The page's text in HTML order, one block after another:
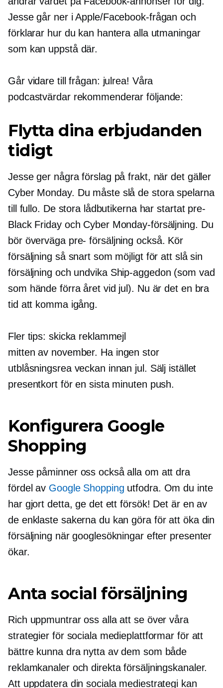
Jesse går ner i Apple/Facebook-frågan och
förklarar hur du kan hantera alla utmaningar
som kan uppstå där.
Går vidare till frågan: julrea! Våra
podcastvärdar rekommenderar följande:
Flytta dina erbjudanden
tidigt
Jesse ger några förslag på frakt, när det gäller
Cyber ​​Monday. Du måste slå de stora spelarna
till fullo. De stora lådbutikerna har startat pre-
Black Friday och Cyber ​​Monday-försäljning. Du
bör överväga pre- försäljning också. Kör
försäljning så snart som möjligt för att slå sin
försäljning och undvika Ship-aggedon (som vad
som hände förra året vid jul). Nu är det en bra
tid att komma igång.
Fler tips: skicka reklammejl
mitten av november. Ha ingen stor
utblåsningsrea veckan innan jul. Sälj istället
presentkort för en sista minuten push.
Konfigurera Google
Shopping
Jesse påminner oss också alla om att dra
fördel av Google Shopping utfodra. Om du inte
har gjort detta, ge det ett försök! Det är en av
de enklaste sakerna du kan göra för att öka din
försäljning när googlesökningar efter presenter
ökar.
Anta social försäljning
Rich uppmuntrar oss alla att se över våra
strategier för sociala medieplattformar för att
bättre kunna dra nytta av dem som både
reklamkanaler och direkta försäljningskanaler.
Att uppdatera din sociala mediestrategi kan